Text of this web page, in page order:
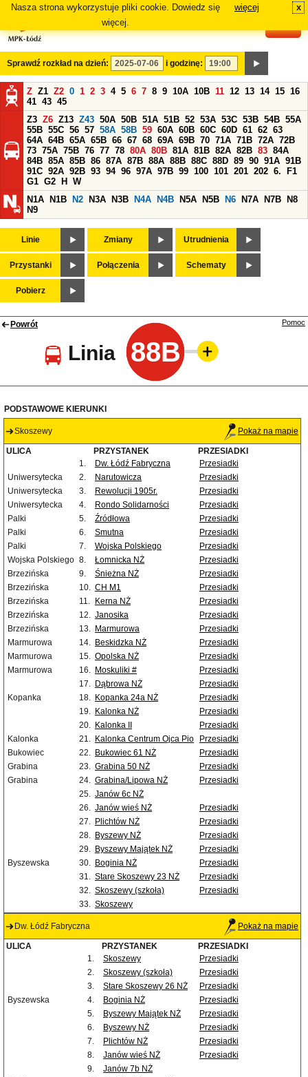
Nasza strona wykorzystuje pliki cookie. Dowiedz się
więcej.
więcej x
Sprawdź rozkład na dzień: i godzinę:
Z Z1 Z2 0 1 2 3 4 5 6 7 8 9 10A 10B 11 12 13 14 15 16
41 43 45
Z3 Z6 Z13 Z43 50A 50B 51A 51B 52 53A 53C 53B 54B 55A
55B 55C 56 57 58A 58B 59 60A 60B 60C 60D 61 62 63
64A 64B 65A 65B 66 67 68 69A 69B 70 71A 71B 72A 72B
73 75A 75B 76 77 78 80A 80B 81A 81B 82A 82B 83 84A
84B 85A 85B 86 87A 87B 88A 88B 88C 88D 89 90 91A 91B
91C 92A 92B 93 94 96 97A 97B 99 100 101 201 202 6.
F1
G1 G2 H
W
N1A
N1B N2 N3A N3B N4A N4B N5A N5B N6 N7A N7B
N8
N9
Linie Zmiany Utrudnienia
Przystanki Połączenia Schematy
Pobierz
Powrót
Linia 88B
Pomoc
PODSTAWOWE KIERUNKI
Skoszewy Pokaż na mapie
ULICA PRZYSTANEK
PRZESIADKI
1.
Dw. Łódź Fabryczna
Przesiadki
Uniwersytecka
2. Narutowicza
Przesiadki
Uniwersytecka
3. Rewolucji 1905r.
Przesiadki
Uniwersytecka
4. Rondo Solidarności
Przesiadki
Palki
5. Źródłowa
Przesiadki
Palki
6. Smutna
Przesiadki
Palki
7. Wojska Polskiego
Przesiadki
Wojska Polskiego 8. Łomnicka NŻ
Przesiadki
Brzezińska
9. Śnieżna NŻ
Przesiadki
Brzezińska
10. CH M1
Przesiadki
Brzezińska
11. Kerna NŻ
Przesiadki
Brzezińska
12. Janosika
Przesiadki
Brzezińska
13. Marmurowa
Przesiadki
Marmurowa
14. Beskidzka NŻ
Przesiadki
Marmurowa
15. Opolska NŻ
Przesiadki
Marmurowa
16. Moskuliki #
Przesiadki
17. Dąbrowa NŻ
Przesiadki
Kopanka
18. Kopanka 24a NŻ
Przesiadki
19. Kalonka NŻ
Przesiadki
20. Kalonka II
Przesiadki
Kalonka
21. Kalonka Centrum Ojca Pio
Przesiadki
Bukowiec
22. Bukowiec 61 NŻ
Przesiadki
Grabina
23. Grabina 50 NŻ
Przesiadki
Grabina
24. Grabina/Lipowa NŻ
Przesiadki
25. Janów 6c NŻ
26. Janów wieś NŻ
Przesiadki
27. Plichtów NŻ
Przesiadki
28. Byszewy NŻ
Przesiadki
29. Byszewy Majątek NŻ
Przesiadki
Byszewska
30. Boginia NŻ
Przesiadki
31. Stare Skoszewy 23 NŻ
Przesiadki
32. Skoszewy (szkoła)
Przesiadki
33. Skoszewy
Dw. Łódź Fabryczna Pokaż na mapie
ULICA PRZYSTANEK
PRZESIADKI
1.
Skoszewy
Przesiadki
2.
Skoszewy (szkoła)
Przesiadki
3.
Stare Skoszewy 26 NŻ
Przesiadki
Byszewska
4. Boginia NŻ
Przesiadki
5.
Byszewy Majątek NŻ
Przesiadki
6.
Byszewy NŻ
Przesiadki
7.
Plichtów NŻ
Przesiadki
8.
Janów wieś NŻ
Przesiadki
9.
Janów 7b NŻ